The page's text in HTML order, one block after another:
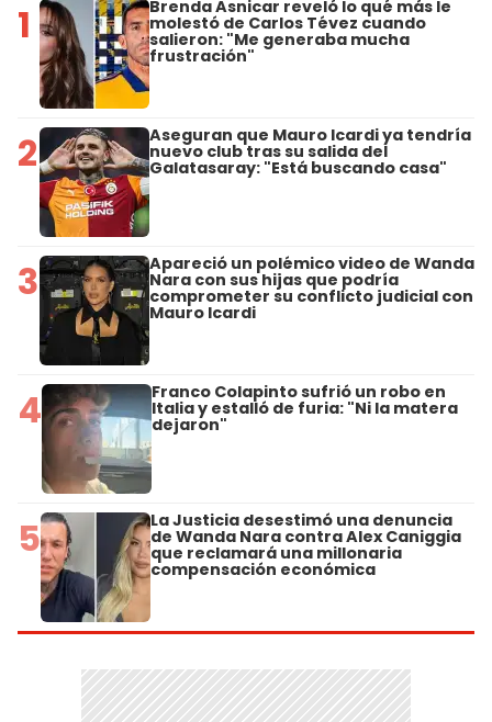
1 Brenda Asnicar reveló lo qué más le
molestó de Carlos Tévez cuando
salieron: "Me generaba mucha
frustración"
2 Aseguran que Mauro Icardi ya tendría
nuevo club tras su salida del
Galatasaray: "Está buscando casa"
3 Apareció un polémico video de Wanda
Nara con sus hijas que podría
comprometer su conflicto judicial con
Mauro Icardi
4 Franco Colapinto sufrió un robo en
Italia y estalló de furia: "Ni la matera
dejaron"
5 La Justicia desestimó una denuncia
de Wanda Nara contra Alex Caniggia
que reclamará una millonaria
compensación económica